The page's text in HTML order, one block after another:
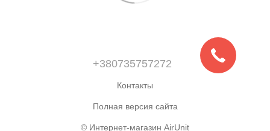
+380735757272
Контакты
Полная версия сайта
© Интернет-магазин AirUnit